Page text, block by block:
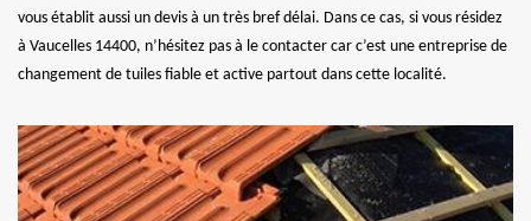
vous établit aussi un devis à un très bref délai. Dans ce cas, si vous résidez
à Vaucelles 14400, n’hésitez pas à le contacter car c’est une entreprise de
changement de tuiles fiable et active partout dans cette localité.